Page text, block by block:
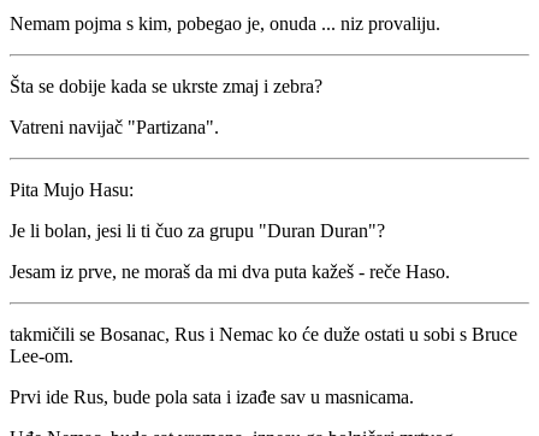
Nemam pojma s kim, pobegao je, onuda ... niz provaliju.
Šta se dobije kada se ukrste zmaj i zebra?
Vatreni navijač "Partizana".
Pita Mujo Hasu:
Je li bolan, jesi li ti čuo za grupu "Duran Duran"?
Jesam iz prve, ne moraš da mi dva puta kažeš - reče Haso.
takmičili se Bosanac, Rus i Nemac ko će duže ostati u sobi s Bruce
Lee-om.
Prvi ide Rus, bude pola sata i izađe sav u masnicama.